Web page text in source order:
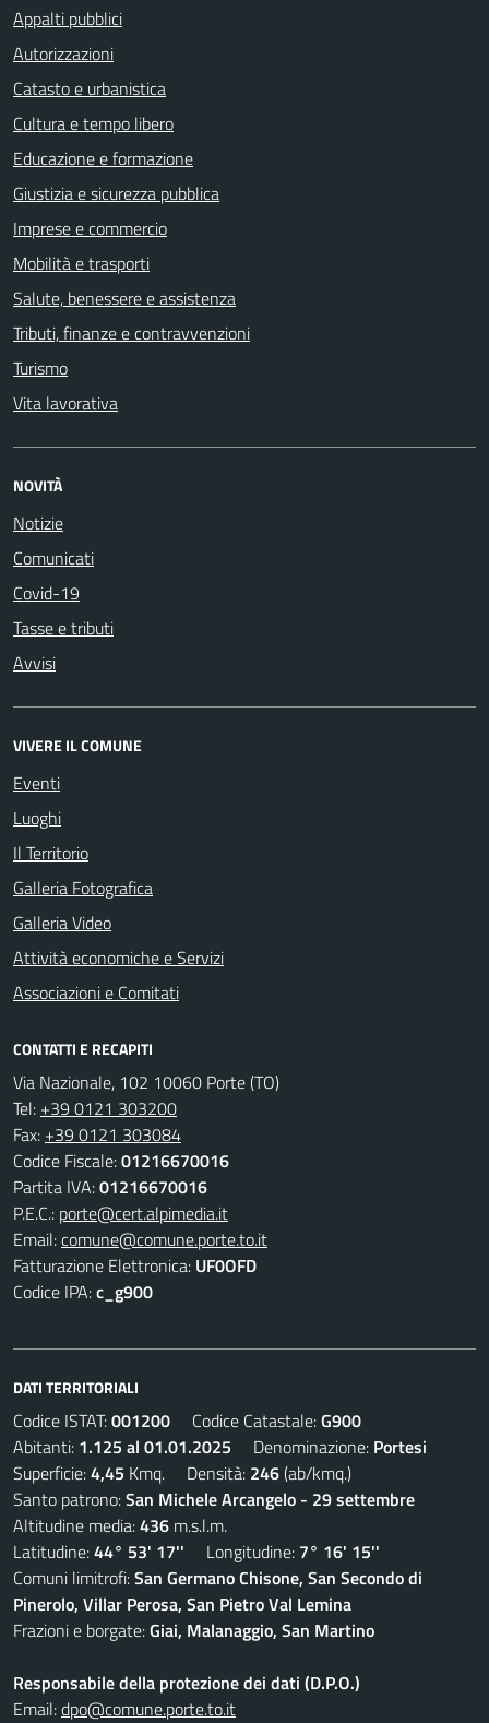
Appalti pubblici
Autorizzazioni
Catasto e urbanistica
Cultura e tempo libero
Educazione e formazione
Giustizia e sicurezza pubblica
Imprese e commercio
Mobilità e trasporti
Salute, benessere e assistenza
Tributi, finanze e contravvenzioni
Turismo
Vita lavorativa
NOVITÀ
Notizie
Comunicati
Covid-19
Tasse e tributi
Avvisi
VIVERE IL COMUNE
Eventi
Luoghi
Il Territorio
Galleria Fotografica
Galleria Video
Attività economiche e Servizi
Associazioni e Comitati
CONTATTI E RECAPITI
Via Nazionale, 102 10060 Porte (TO)
Tel: +39 0121 303200
Fax: +39 0121 303084
Codice Fiscale:01216670016
Partita IVA:01216670016
P.E.C.: porte@cert.alpimedia.it
Email:comune@comune.porte.to.it
Fatturazione Elettronica: UF0OFD
Codice IPA:c_g900
DATI TERRITORIALI
Codice ISTAT:001200 Codice Catastale:G900
Abitanti: 1.125 al 01.01.2025 Denominazione: Portesi
Superficie:4,45 Kmq. Densità: 246(ab/kmq.)
Santo patrono:San Michele Arcangelo - 29 settembre
Altitudine media:436 m.s.l.m.
Latitudine:44° 53' 17'' Longitudine: 7° 16' 15''
Comuni limitrofi:San Germano Chisone, San Secondo di
Pinerolo, Villar Perosa, San Pietro Val Lemina
Frazioni e borgate:Giai, Malanaggio, San Martino
Responsabile della protezione dei dati (D.P.O.)
Email:dpo@comune.porte.to.it